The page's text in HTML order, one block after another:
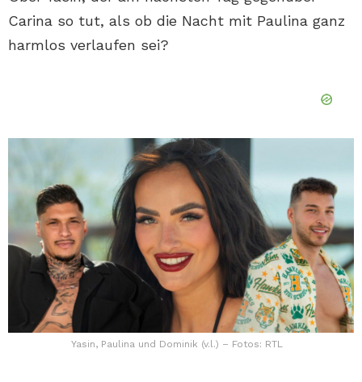
Carina so tut, als ob die Nacht mit Paulina ganz
harmlos verlaufen sei?
Yasin, Paulina und Dominik (v.l.) – Fotos: RTL